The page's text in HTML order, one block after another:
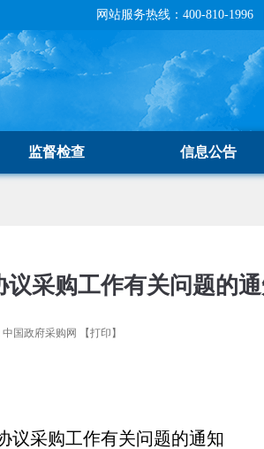
网站服务热线：400-810-
监督检查 信息公告
采购工作有关问题的
中国政府采购网 【打印 】
议采购工作有关问题的通知